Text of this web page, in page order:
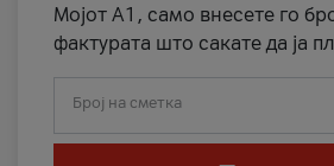
Мојот А1, само внесете го
фактурата што сакате да ја
Број на сметка